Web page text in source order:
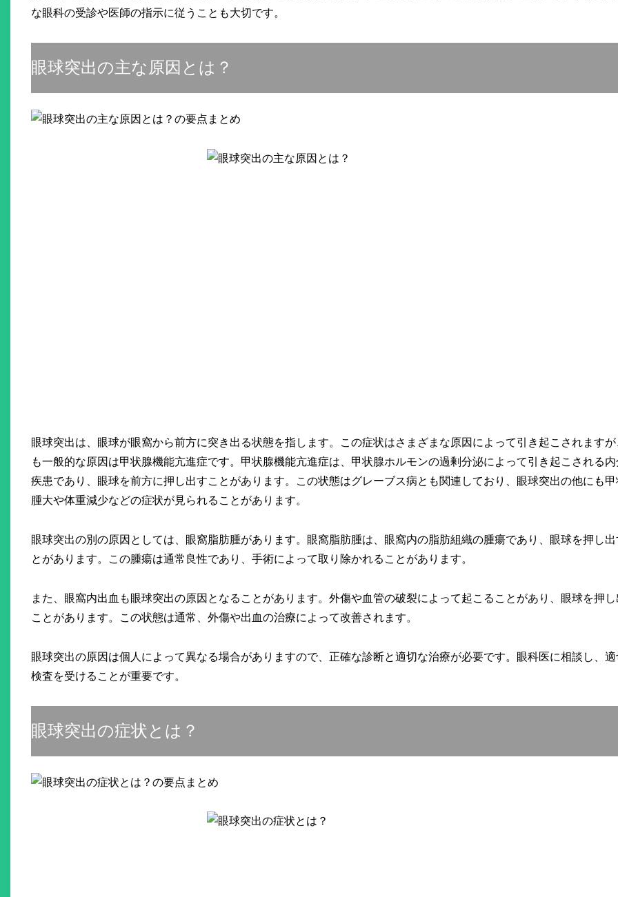
な眼科の受診や医師の指示に従うことも大切です。
眼球突出の主な原因とは？
眼球突出は、眼球が眼窩から前方に突き出る状態を指します。この症状はさまざまな原因によって引き起こされますが
も一般的な原因は甲状腺機能亢進症です。甲状腺機能亢進症は、甲状腺ホルモンの過剰分泌によって引き起こされる内
疾患であり、眼球を前方に押し出すことがあります。この状態はグレーブス病とも関連しており、眼球突出の他にも甲
腫大や体重減少などの症状が見られることがあります。
眼球突出の別の原因としては、眼窩脂肪腫があります。眼窩脂肪腫は、眼窩内の脂肪組織の腫瘍であり、眼球を押し出
とがあります。この腫瘍は通常良性であり、手術によって取り除かれることがあります。
また、眼窩内出血も眼球突出の原因となることがあります。外傷や血管の破裂によって起こることがあり、眼球を押し
ことがあります。この状態は通常、外傷や出血の治療によって改善されます。
眼球突出の原因は個人によって異なる場合がありますので、正確な診断と適切な治療が必要です。眼科医に相談し、適
検査を受けることが重要です。
眼球突出の症状とは？